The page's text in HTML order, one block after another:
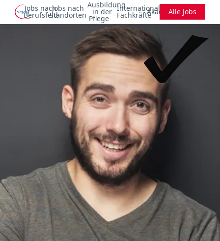
Jobs nach
Berufsfeld
Jobs nach
Standorten
Ausbildung
in der
Pflege
Internationale
FachkräfteAkademieAlle Jobs